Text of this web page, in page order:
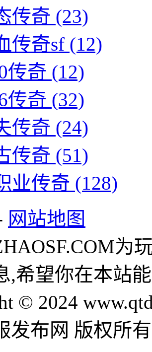
传奇 (23)
传奇sf (12)
传奇 (12)
传奇 (32)
传奇 (24)
传奇 (51)
业传奇 (128)
网站地图
为
,希望你在本站
© 2024
发布网 版权所有